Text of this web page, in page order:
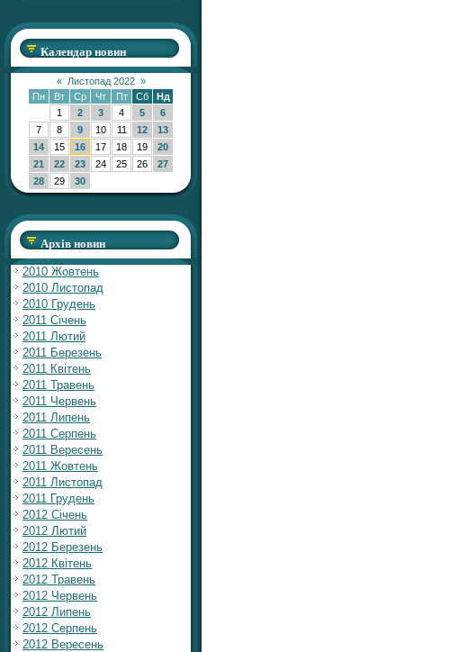
Календар новин
« Листопад 2022 »
Пн
Вт Ср Чт Пт Сб
Нд
1
2 3 4 5
6
7
8 9 10 11 12
13
14
15 16 17 18 19
20
21
22 23 24 25 26
27
28
29 30
Архів новин
2010 Жовтень
2010 Листопад
2010 Грудень
2011 Січень
2011 Лютий
2011 Березень
2011 Квітень
2011 Травень
2011 Червень
2011 Липень
2011 Серпень
2011 Вересень
2011 Жовтень
2011 Листопад
2011 Грудень
2012 Січень
2012 Лютий
2012 Березень
2012 Квітень
2012 Травень
2012 Червень
2012 Липень
2012 Серпень
2012 Вересень